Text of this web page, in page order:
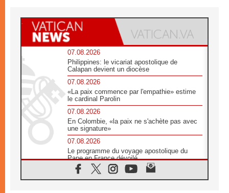
07.08.2026
Philippines: le vicariat apostolique de
Calapan devient un diocèse
07.08.2026
«La paix commence par l'empathie» estime
le cardinal Parolin
07.08.2026
En Colombie, «la paix ne s'achète pas avec
une signature»
07.08.2026
Le programme du voyage apostolique du
Pape en France dévoilé
07.08.2026
1ère Conférence continentale sur l'éducation